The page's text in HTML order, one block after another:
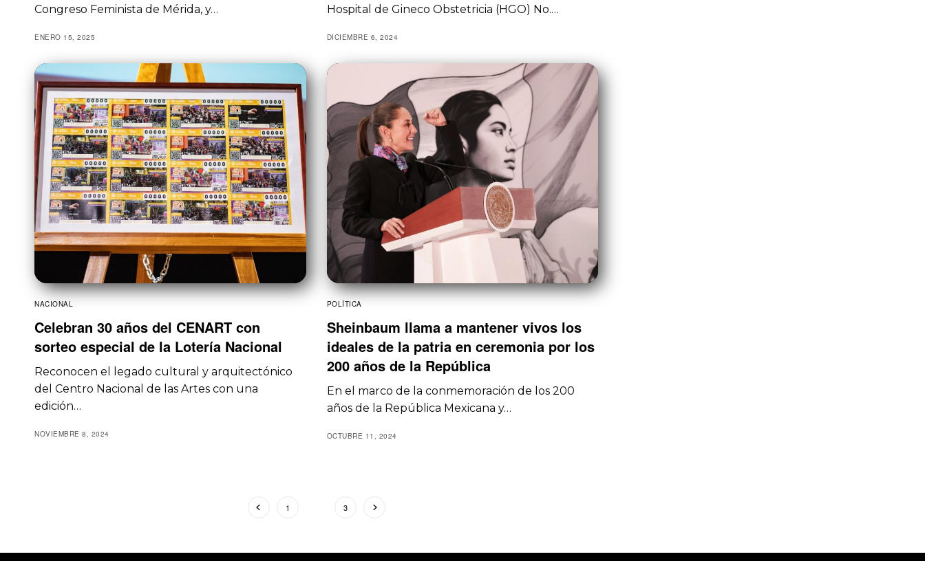
Congreso Feminista de Mérida, y…
ENERO 15, 2025
Hospital de Gineco Obstetricia (HGO) No.…
DICIEMBRE 6, 2024
NACIONAL
Celebran 30 años del CENART con
sorteo especial de la Lotería Nacional
Reconocen el legado cultural y arquitectónico
del Centro Nacional de las Artes con una
edición…
NOVIEMBRE 8, 2024
POLÍTICA
Sheinbaum llama a mantener vivos los
ideales de la patria en ceremonia por los
200 años de la República
En el marco de la conmemoración de los 200
años de la República Mexicana y…
OCTUBRE 11, 2024
1 3